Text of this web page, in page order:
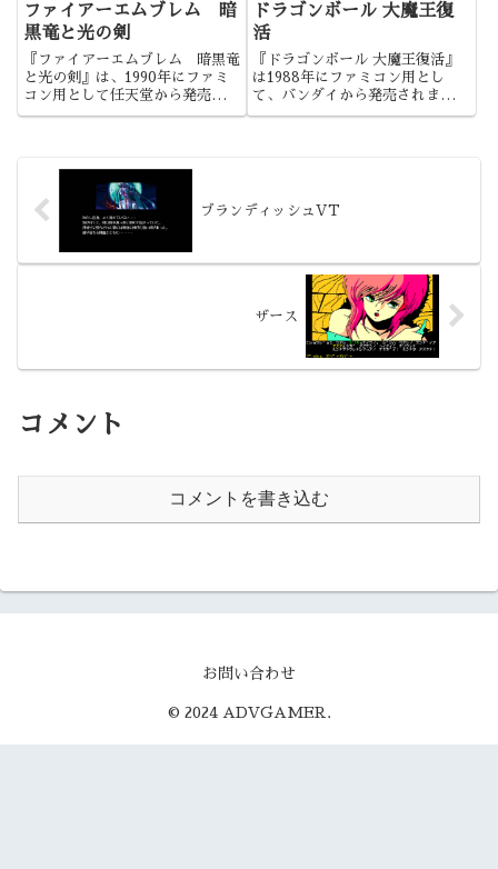
ファイアーエムブレム 暗
黒竜と光の剣
『ファイアーエムブレム 暗黒竜
と光の剣』は、1990年にファミ
コン用として任天堂から発売され
ました。シミュレーションRPG
ドラゴンボール 大魔王復
活
『ドラゴンボール 大魔王復活』
は1988年にファミコン用とし
て、バンダイから発売されまし
た。先に言っておきますと、私は
だ...
ブランディッシュVT
ザース
コメント
コメントを書き込む
お問い合わせ
© 2024 ADVGAMER.